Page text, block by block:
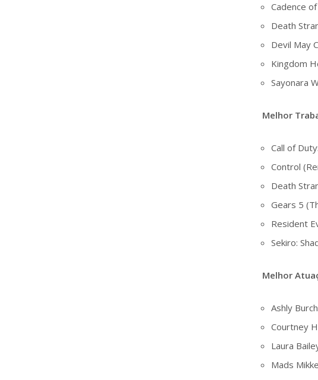
Cadence
Death
Devil May
Kingdom
Sayonara
Melhor
Call of
Control
Death
Gears 5
Resident
Sekiro:
Melhor
Ashly
Courtney
Laura
Mads